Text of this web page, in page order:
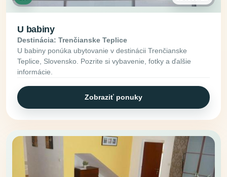
U babiny
Destinácia: Trenčianske Teplice
U babiny ponúka ubytovanie v destinácii Trenčianske
Teplice, Slovensko. Pozrite si vybavenie, fotky a ďalšie
informácie.
Zobraziť ponuky